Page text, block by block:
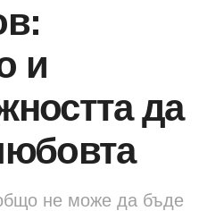
и
да
не може да бъде